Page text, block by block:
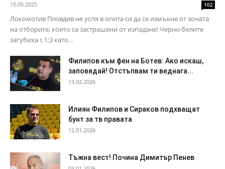
15.05.2025 102
Локомотив Пловдив не успя в опита си да се измъкне от зоната
на отборите, които са застрашени от изпадане! Черно-белите
загубиха с 1:3 като...
Филипов към фен на Ботев: Ако искаш,
заповядай! Отстъпвам ти веднага...
13.02.2026
Илиян Филипов и Сираков подхващат
бунт за тв правата
12.01.2026
Тъжна вест! Почина Димитър Пенев